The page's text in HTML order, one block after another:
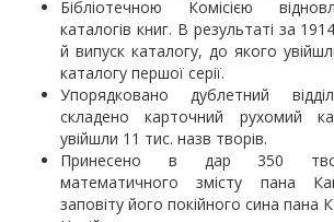
Бібліотечною Комісією
каталогів книг. В результаті за
й випуск каталогу, до якого
каталогу першої серії.
Упорядковано дублетний
складено карточний рухомий
увійшли 11 тис. назв творів.
Принесено в дар 350
математичного змісту пана
заповіту його покійного сина пана